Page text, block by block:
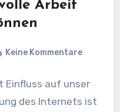
Arbeit
Keine Kommentare
Einfluss auf unser
des Internets ist